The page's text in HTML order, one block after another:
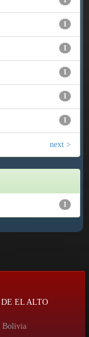
1
1
1
1
1
next >
1
EL ALTO
Bolivia